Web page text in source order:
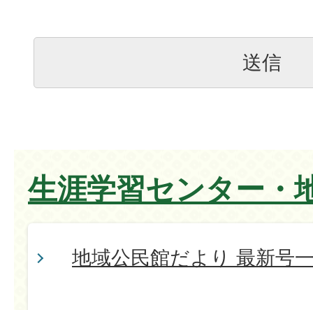
生涯学習センター・
地域公民館だより 最新号